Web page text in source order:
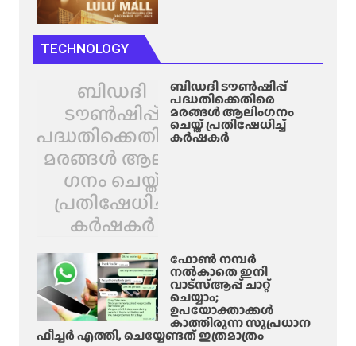
TECHNOLOGY
ബിഡദി
ടൗൺഷിപ്പ്
പദ്ധതിക്കെതിരെ
മരങ്ങൾ ആലിം​
ഗനം ചെയ്ത്
പ്രതിഷേധിച്ച്
കർഷകർ
ബിഡദി ടൗൺഷിപ്പ്
പദ്ധതിക്കെതിരെ
മരങ്ങൾ ആലിം​ഗനം
ചെയ്ത് പ്രതിഷേധിച്ച്
കർഷകർ
ഫോൺ നമ്പർ
നൽകാതെ ഇനി
വാട്‌സ്ആപ്പ് ചാറ്റ്
ചെയ്യാം;
ഉപയോക്താക്കൾ
കാത്തിരുന്ന സുപ്രധാന
ഫീച്ചർ എത്തി, ചെയ്യേണ്ടത് ഇത്രമാത്രം